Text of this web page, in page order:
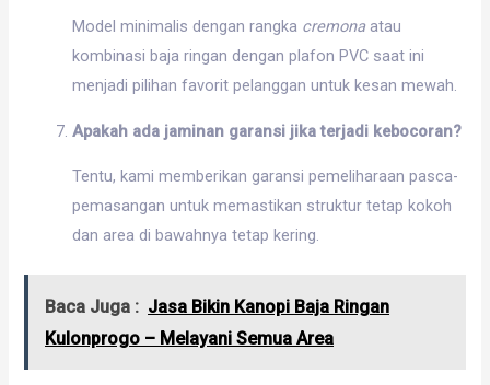
Model minimalis dengan rangka cremona atau
kombinasi baja ringan dengan plafon PVC saat ini
menjadi pilihan favorit pelanggan untuk kesan mewah.
Apakah ada jaminan garansi jika terjadi kebocoran?
Tentu, kami memberikan garansi pemeliharaan pasca-
pemasangan untuk memastikan struktur tetap kokoh
dan area di bawahnya tetap kering.
Baca Juga : Jasa Bikin Kanopi Baja Ringan
Kulonprogo – Melayani Semua Area